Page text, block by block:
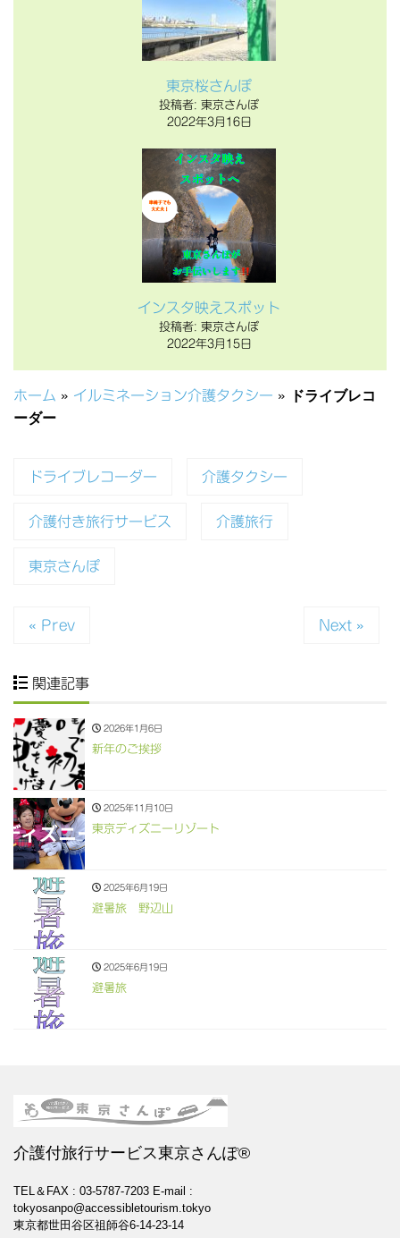
東京桜さんぽ
投稿者: 東京さんぽ
2022年3月16日
インスタ映えスポット
投稿者: 東京さんぽ
2022年3月15日
ホーム » イルミネーション介護タクシー »
ドライブレコ
ーダー
ドライブレコーダー 介護タクシー
介護付き旅行サービス 介護旅行
東京さんぽ
« Prev Next »
関連記事
2026年1月6日
新年のご挨拶
2025年11月10日
東京ディズニーリゾート
2025年6月19日
避暑旅 野辺山
2025年6月19日
避暑旅
介護付旅行サービス東京さんぽ®
TEL＆FAX : 03-5787-7203 E-mail :
tokyosanpo@accessibletourism.tokyo
東京都世田谷区祖師谷6-14-23-14